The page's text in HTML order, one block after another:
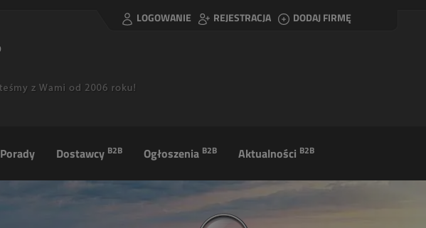
LOGOWANIE REJESTRACJA DODAJ FIRMĘ
Porady Dostawcy B2B Ogłoszenia B2B Aktualności B2B